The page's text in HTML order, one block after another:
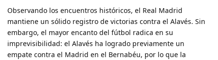
Observando los encuentros históricos, el Real Madrid
mantiene un sólido registro de victorias contra el Alavés. Sin
embargo, el mayor encanto del fútbol radica en su
imprevisibilidad: el Alavés ha logrado previamente un
empate contra el Madrid en el Bernabéu, por lo que la